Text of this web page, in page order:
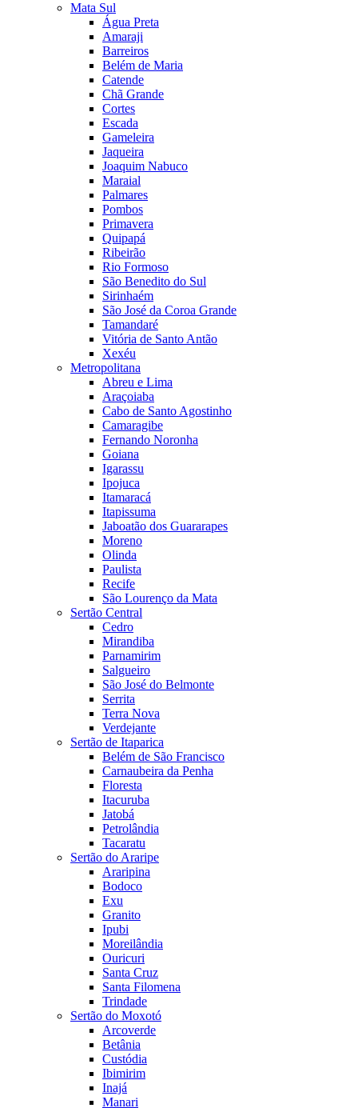
Mata Sul
Água Preta
Amaraji
Barreiros
Belém de Maria
Catende
Chã Grande
Cortes
Escada
Gameleira
Jaqueira
Joaquim Nabuco
Maraial
Palmares
Pombos
Primavera
Quipapá
Ribeirão
Rio Formoso
São Benedito do Sul
Sirinhaém
São José da Coroa Grande
Tamandaré
Vitória de Santo Antão
Xexéu
Metropolitana
Abreu e Lima
Araçoiaba
Cabo de Santo Agostinho
Camaragibe
Fernando Noronha
Goiana
Igarassu
Ipojuca
Itamaracá
Itapissuma
Jaboatão dos Guararapes
Moreno
Olinda
Paulista
Recife
São Lourenço da Mata
Sertão Central
Cedro
Mirandiba
Parnamirim
Salgueiro
São José do Belmonte
Serrita
Terra Nova
Verdejante
Sertão de Itaparica
Belém de São Francisco
Carnaubeira da Penha
Floresta
Itacuruba
Jatobá
Petrolândia
Tacaratu
Sertão do Araripe
Araripina
Bodoco
Exu
Granito
Ipubi
Moreilândia
Ouricuri
Santa Cruz
Santa Filomena
Trindade
Sertão do Moxotó
Arcoverde
Betânia
Custódia
Ibimirim
Inajá
Manari